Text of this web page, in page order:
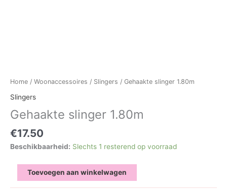
Home / Woonaccessoires / Slingers / Gehaakte slinger 1.80m
Slingers
Gehaakte slinger 1.80m
€17.50
Beschikbaarheid: Slechts 1 resterend op voorraad
Gehaakte
slinger
Toevoegen aan winkelwagen